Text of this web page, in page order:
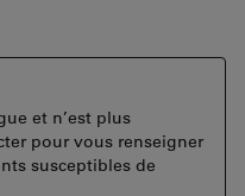
et n’est plus
pour vous renseigner
susceptibles de